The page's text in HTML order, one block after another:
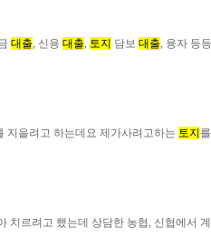
대출, 신용 대출, 토지 담보 대출, 융자 등
지을려고 하는데요 제가사려고하는 토지
르려고 했는데 상담한 농협, 신협에서